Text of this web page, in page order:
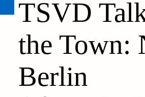
TSVD
the Town:
Berlin